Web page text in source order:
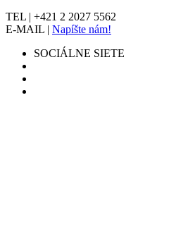
TEL | +421 2 2027 5562
E-MAIL | Napíšte nám!
SOCIÁLNE SIETE